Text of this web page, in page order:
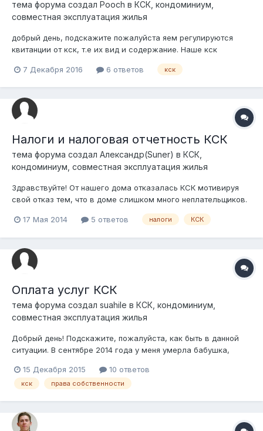
тема форума создал Pooch в КСК, кондоминиум,
совместная эксплуатация жилья
добрый день, подскажите пожалуйста яем регулируются
квитанции от кск, т.е их вид и содержание. Наше кск
сумма за услуги и все. В нее входит и свет и все их услуги.
информации. При чем у соседей...
7 Декабря 2016 6 ответов кск
Налоги и налоговая отчетность КСК
тема форума создал Александр(Suner) в КСК,
кондоминиум, совместная эксплуатация жилья
Здравствуйте! От нашего дома отказалась КСК мотивируя
свой отказ тем, что в доме слишком много неплательщиков.
делало. Ищем возможность ступить в другие КСК, но все нам
организовать КСК и нанимат...
17 Мая 2014 5 ответов налоги КСК
Оплата услуг КСК
тема форума создал suahile в КСК, кондоминиум,
совместная эксплуатация жилья
Добрый день! Подскажите, пожалуйста, как быть в данной
ситуации. В сентябре 2014 года у меня умерла бабушка,
апреле 2015 года. Однако с КСК возникли проблемы. С
октября 2014 по февраль 2015 года я исправно платила
15 Декабря 2015 10 ответов
кск права собственности